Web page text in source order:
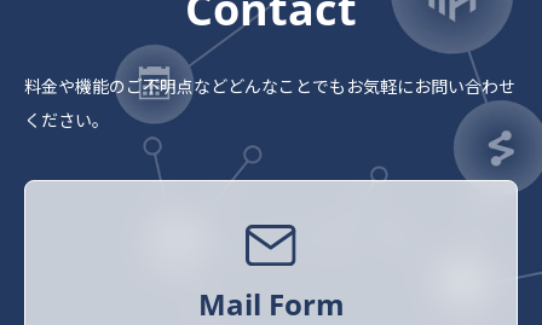
料金や機能のご不明点などどんなことでもお気軽にお問い合わせ
ください。
Mail Form